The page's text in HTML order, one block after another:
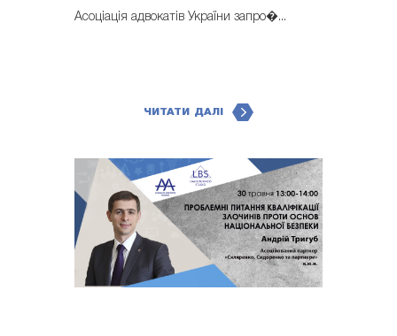
Асоціація адвокатів України запро�...
ЧИТАТИ ДАЛІ